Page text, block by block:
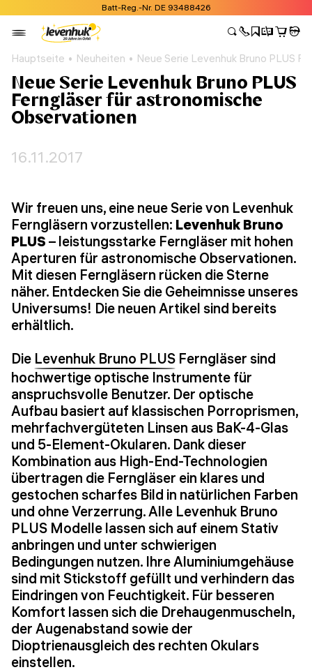
Batt-Reg.-Nr. DE 93488426
Hauptseite Neuheiten Neue Serie Levenhuk Bruno PLUS
Neue Serie Levenhuk Bruno PLUS
Ferngläser für astronomische
Observationen
16.11.2017
Wir freuen uns, eine neue Serie von Levenhuk
Ferngläsern vorzustellen: Levenhuk Bruno
PLUS – leistungsstarke Ferngläser mit hohen
Aperturen für astronomische Observationen.
Mit diesen Ferngläsern rücken die Sterne
näher. Entdecken Sie die Geheimnisse unseres
Universums! Die neuen Artikel sind bereits
erhältlich.
Die Levenhuk Bruno PLUS Ferngläser sind
hochwertige optische Instrumente für
anspruchsvolle Benutzer. Der optische
Aufbau basiert auf klassischen Porroprismen,
mehrfachvergüteten Linsen aus BaK-4-Glas
und 5-Element-Okularen. Dank dieser
Kombination aus High-End-Technologien
übertragen die Ferngläser ein klares und
gestochen scharfes Bild in natürlichen Farben
und ohne Verzerrung. Alle Levenhuk Bruno
PLUS Modelle lassen sich auf einem Stativ
anbringen und unter schwierigen
Bedingungen nutzen. Ihre Aluminiumgehäuse
sind mit Stickstoff gefüllt und verhindern das
Eindringen von Feuchtigkeit. Für besseren
Komfort lassen sich die Drehaugenmuscheln,
der Augenabstand sowie der
Dioptrienausgleich des rechten Okulars
einstellen.